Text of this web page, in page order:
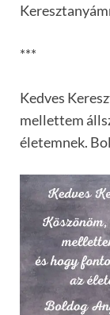
***
Kedves
mellettem
életemnek.